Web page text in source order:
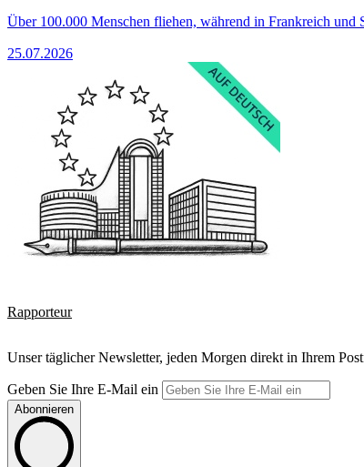
Über 100.000 Menschen fliehen, während in Frankreich und
25.07.2026
Rapporteur
Unser täglicher Newsletter, jeden Morgen direkt in Ihrem
Geben Sie Ihre E-Mail ein
Abonnieren